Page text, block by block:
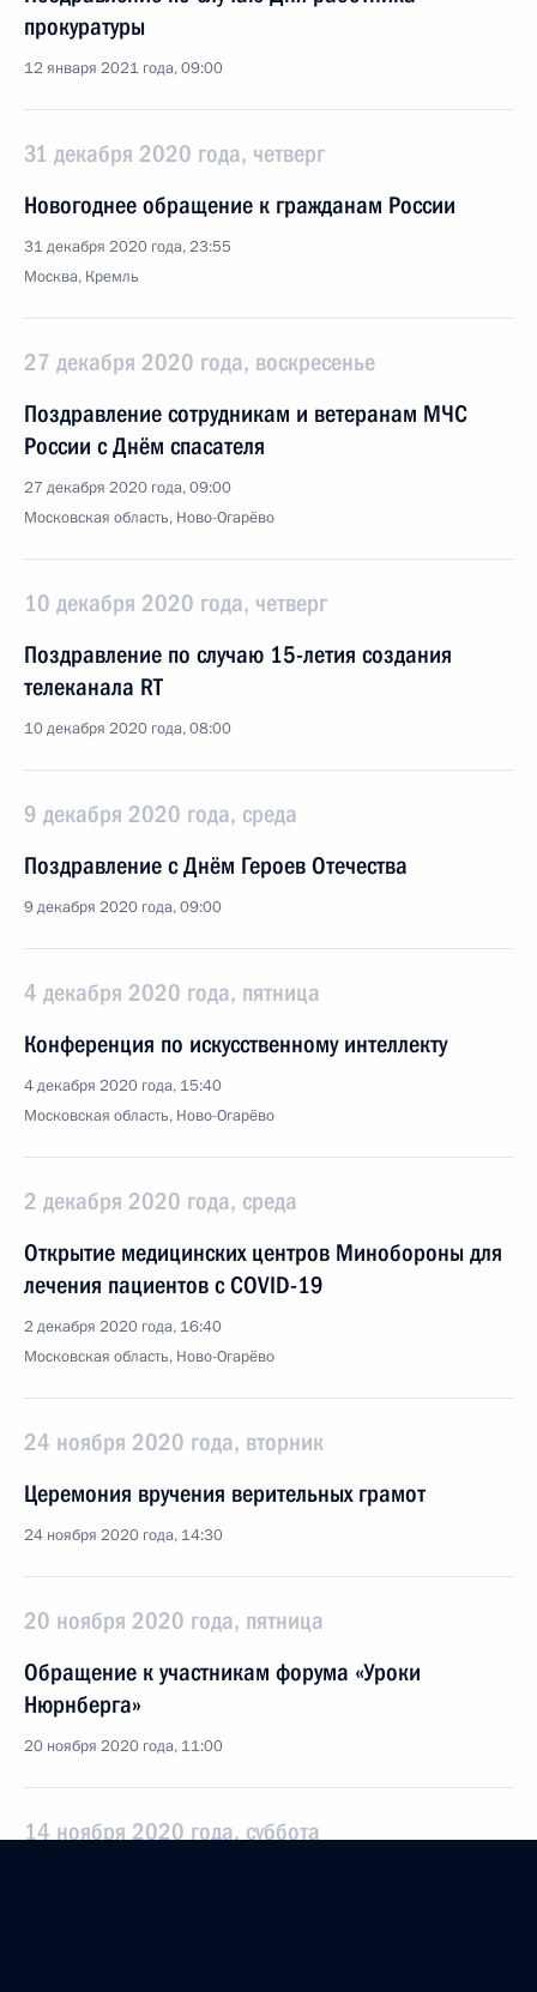
прокуратуры
12 января 2021 года, 09:00
31 декабря 2020 года, четверг
Новогоднее обращение к гражданам России
31 декабря 2020 года, 23:55
Москва, Кремль
27 декабря 2020 года, воскресенье
Поздравление сотрудникам и ветеранам МЧС
России с Днём спасателя
27 декабря 2020 года, 09:00
Московская область, Ново-Огарёво
10 декабря 2020 года, четверг
Поздравление по случаю 15-летия создания
телеканала RT
10 декабря 2020 года, 08:00
9 декабря 2020 года, среда
Поздравление с Днём Героев Отечества
9 декабря 2020 года, 09:00
4 декабря 2020 года, пятница
Конференция по искусственному интеллекту
4 декабря 2020 года, 15:40
Московская область, Ново-Огарёво
2 декабря 2020 года, среда
Открытие медицинских центров Минобороны для
лечения пациентов с COVID-19
2 декабря 2020 года, 16:40
Московская область, Ново-Огарёво
24 ноября 2020 года, вторник
Церемония вручения верительных грамот
24 ноября 2020 года, 14:30
20 ноября 2020 года, пятница
Обращение к участникам форума «Уроки
Нюрнберга»
20 ноября 2020 года, 11:00
14 ноября 2020 года, суббота